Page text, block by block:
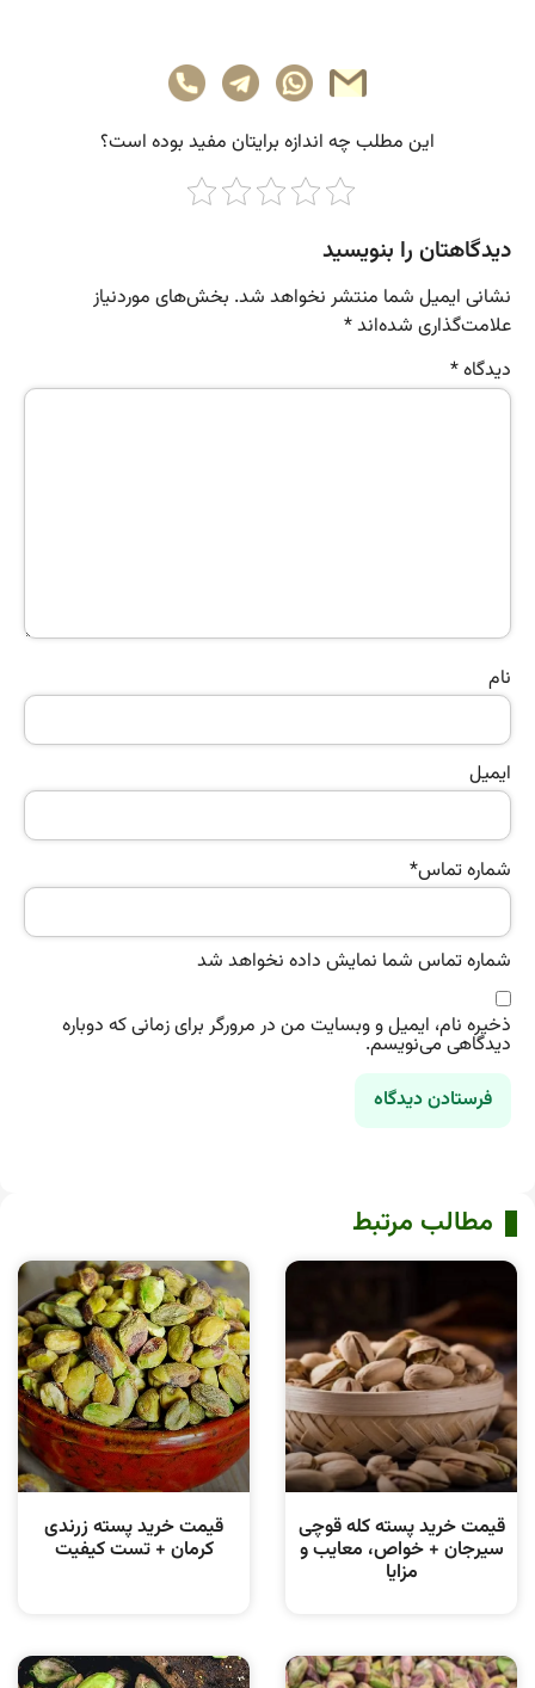
این مطلب چه‌ اندازه برایتان مفید بوده است؟
دیدگاهتان را بنویسید
نشانی ایمیل شما منتشر نخواهد شد. بخش‌های موردنیاز
علامت‌گذاری شده‌اند*
دیدگاه*
نام
ایمیل
شماره تماس*
شماره تماس شما نمایش داده نخواهد شد
ذخیره نام، ایمیل و وبسایت من در مرورگر برای زمانی که دوباره
دیدگاهی می‌نویسم.
مطالب مرتبط
قیمت خرید پسته کله قوچی
سیرجان + خواص، معایب و
مزایا
قیمت خرید پسته زرندی
کرمان + تست کیفیت